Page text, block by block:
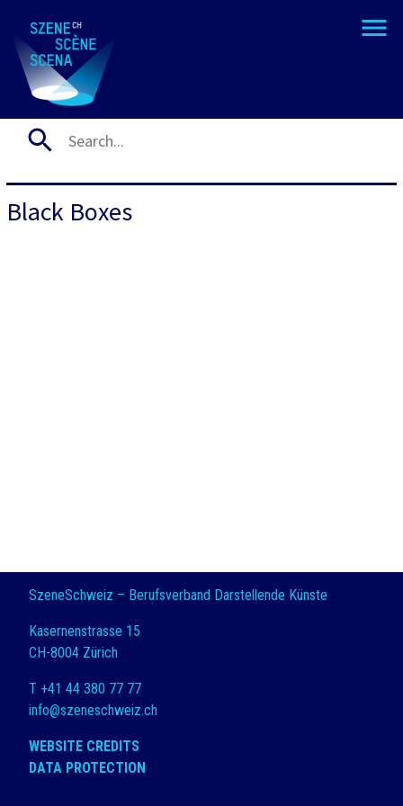
Black Boxes
SzeneSchweiz – Berufsverband Darstellende Künste
Kasernenstrasse 15
CH-8004 Zürich
T +41 44 380 77 77
info@szeneschweiz.ch
WEBSITE CREDITS
DATA PROTECTION